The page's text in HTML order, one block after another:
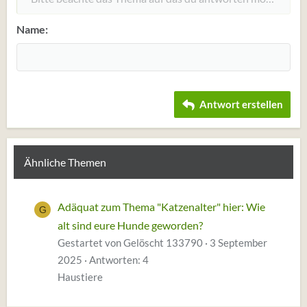
18
Tahoma
Einzug vergrößern
Rechtsbündig
Name
Antwort erstellen
Ähnliche Themen
G
Adäquat zum Thema "Katzenalter" hier: Wie
alt sind eure Hunde geworden?
Gestartet von Gelöscht 133790
3 September
2025
Antworten: 4
Haustiere